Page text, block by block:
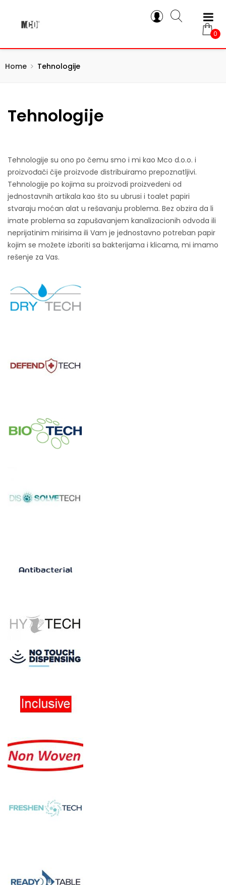
0
Home Tehnologije
Tehnologije
Tehnologije su ono po čemu smo i mi kao Mco d.o.o. i
proizvođači čije proizvode distribuiramo prepoznatljivi.
Tehnologije po kojima su proizvodi proizvedeni od
jednostavnih artikala kao što su ubrusi i toalet papiri
stvaraju moćan alat u rešavanju problema. Bez obzira da li
imate problema sa zapušavanjem kanalizacionih odvoda ili
neprijatinim mirisima ili Vam je jednostavno potreban papir
kojim se možete izboriti sa bakterijama i klicama, mi imamo
rešenje za Vas.